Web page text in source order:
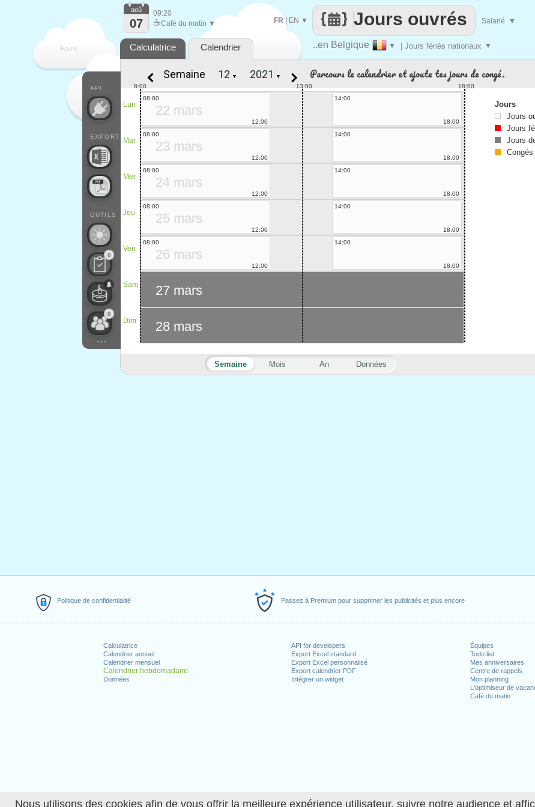
Nous utilisons des cookies afin de vous offrir la meilleure expérience utilisateur, suivre notre audience et
Politique de confidentialité Passez à Premium pour supprimer les publicités et plus encore
Calculatrice
Calendrier annuel
Calendrier mensuel
Calendrier hebdomadaire
Données
API for developers
Export Excel standard
Export Excel personnalisé
Export calendrier PDF
Intégrer un widget
Équipes
Todo list
Mes anniversaires
Centre de rappels
Mon planning
L'optimiseur de
Café du matin
Faire
que
..en Belgique ▼ | Jours fériés nationaux ▼
Jours ouvrés
FR| EN ▼ Salarié ▼
API
EXPORT
OUTILS
0
0
...
aoû
07
09:20
☕Café du matin ▼
Calculatrice Calendrier
Semaine Mois An Données
Semaine ▼ ▼ Parcours le calendrier et ajoute tes jours de congé.
Lun
Mar
Mer
Jeu
Ven
Sam
Dim
13:00
8:00 18:00
22 mars
08:00
12:00
14:00
18:00
23 mars
08:00
12:00
14:00
18:00
24 mars
08:00
12:00
14:00
18:00
25 mars
08:00
12:00
14:00
18:00
26 mars
08:00
12:00
14:00
18:00
27 mars
28 mars
Jours
Jours
Jours
Jours
Congés